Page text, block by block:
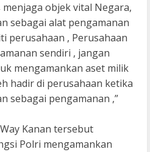
menjaga objek vital Negara,
sebagai alat pengamanan
perusahaan , Perusahaan
sendiri , jangan
mengamankan aset milik
hadir di perusahaan ketika
sebagai pengamanan ,”
Kanan tersebut
Polri mengamankan